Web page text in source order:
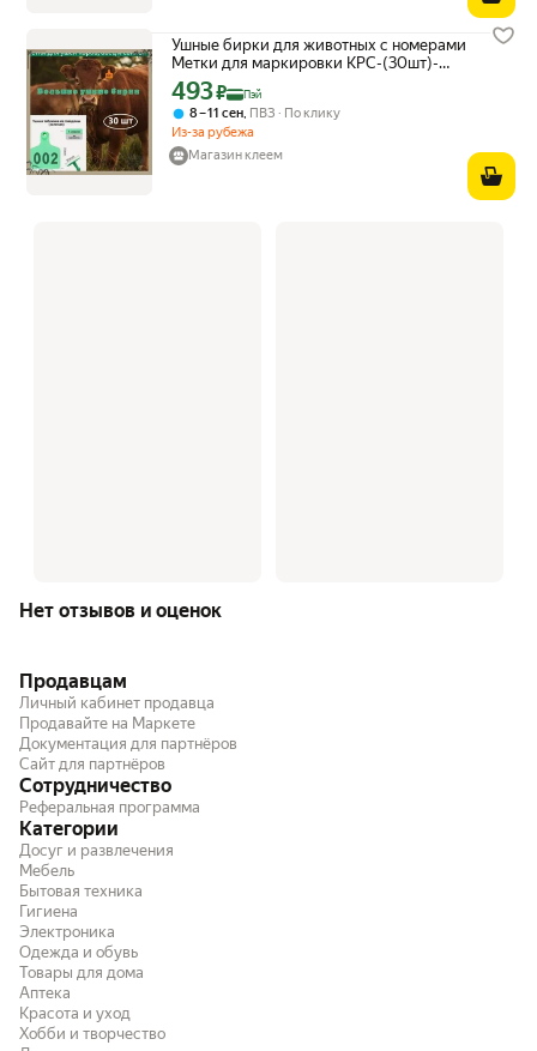
Ушные бирки для животных с номерами
Метки для маркировки КРС-(30шт)-
зеленый
Цена с картой Яндекс Пэй 493 ₽ вместо
493₽ Пэй
8 – 11 сен, ПВЗ
По клику
Из-за рубежа
Магазин клеем
Нет отзывов и оценок
Продавцам
Личный кабинет продавца
Продавайте на Маркете
Документация для партнёров
Сайт для партнёров
Сотрудничество
Реферальная программа
Категории
Досуг и развлечения
Мебель
Бытовая техника
Гигиена
Электроника
Одежда и обувь
Товары для дома
Аптека
Красота и уход
Хобби и творчество